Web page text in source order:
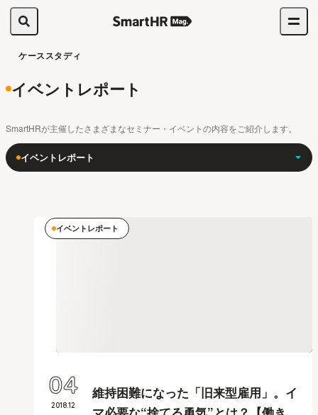
ケーススタディ
イベントレポート
SmartHRが主催したさまざまなセミナー・イベントの内容をご紹介します。
イベントレポート
イベントレポート
維持困難になった「旧来型雇用」。イ
2018.12
04